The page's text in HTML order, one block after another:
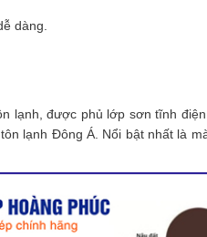
dàng.
lạnh, được phủ lớp sơn tĩnh
lạnh Đông Á. Nổi bật nhất là